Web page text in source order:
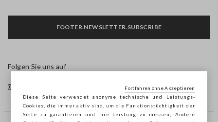
FOOTER.NEWSLETTER.SUBSCRIBE
Folgen Sie uns auf
Diese Seite verwendet anonyme technische und Leistungs-
Cookies, die immer aktiv sind, um die Funktionstüchtigkeit der
Seite zu garantieren und ihre Leistung zu messen; Andere
Fortfahren ohne Akzeptieren